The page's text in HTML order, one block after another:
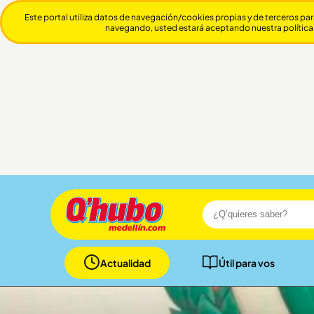
Actualidad Útil para vos
Este portal utiliza datos de navegación/cookies propias y de terceros
navegando, usted estará aceptando nuestra